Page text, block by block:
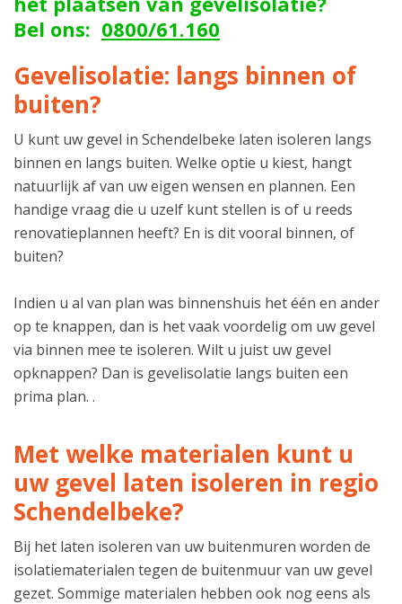
Bel ons: 0800/61.160
Gevelisolatie: langs binnen of
buiten?
U kunt uw gevel in Schendelbeke laten isoleren langs
binnen en langs buiten. Welke optie u kiest, hangt
natuurlijk af van uw eigen wensen en plannen. Een
handige vraag die u uzelf kunt stellen is of u reeds
renovatieplannen heeft? En is dit vooral binnen, of
buiten?
Indien u al van plan was binnenshuis het één en ander
op te knappen, dan is het vaak voordelig om uw gevel
via binnen mee te isoleren. Wilt u juist uw gevel
opknappen? Dan is gevelisolatie langs buiten een
prima plan. .
Met welke materialen kunt u
uw gevel laten isoleren in regio
Schendelbeke?
Bij het laten isoleren van uw buitenmuren worden de
isolatiematerialen tegen de buitenmuur van uw gevel
gezet. Sommige materialen hebben ook nog eens als